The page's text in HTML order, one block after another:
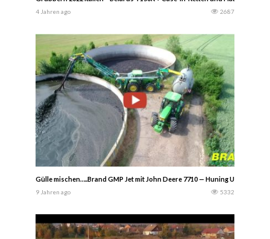
4 Jahren ago 2687
Gülle mischen…..Brand GMP Jet mit John Deere 7710 — Huning
9 Jahren ago 5332